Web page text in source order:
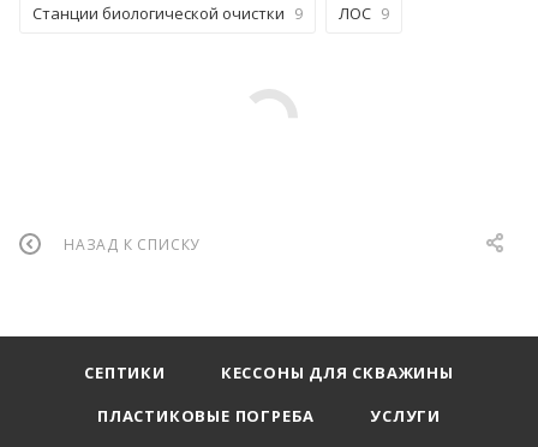
Станции биологической очистки 9 ЛОС 9
НАЗАД К СПИСКУ
СЕПТИКИ
КЕССОНЫ ДЛЯ СКВАЖИНЫ
ПЛАСТИКОВЫЕ ПОГРЕБА
УСЛУГИ